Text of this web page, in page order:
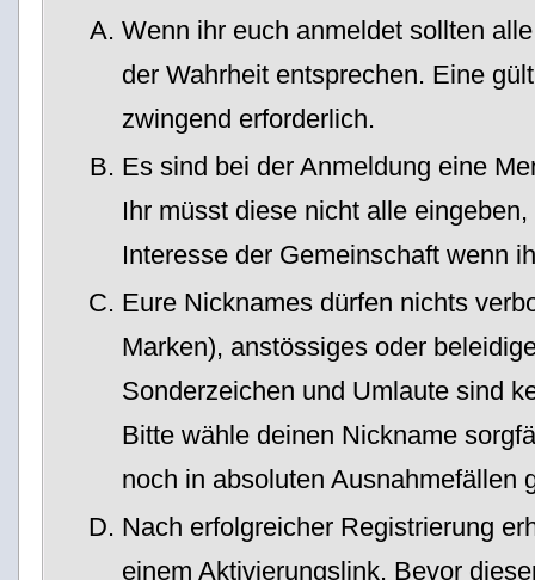
Wenn ihr euch anmeldet sollten
der Wahrheit entsprechen. Eine
zwingend erforderlich.
Es sind bei der Anmeldung eine
Ihr müsst diese nicht alle
Interesse der Gemeinschaft wenn
Eure Nicknames dürfen nichts
Marken), anstössiges oder
Sonderzeichen und Umlaute sind
Bitte wähle deinen Nickname
noch in absoluten Ausnahmefällen
Nach erfolgreicher Registrierung
einem Aktivierungslink. Bevor